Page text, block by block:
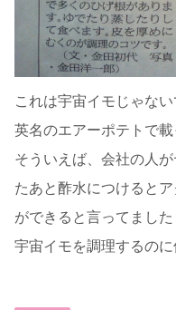
これは宇宙イモじゃない
英名のエアーポテトで載
そういえば、会社の人
たあと酢水につけると
ができると言ってました
宇宙イモを調理するの